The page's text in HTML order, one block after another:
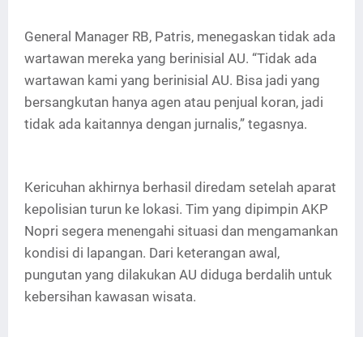
General Manager RB, Patris, menegaskan tidak ada
wartawan mereka yang berinisial AU. “Tidak ada
wartawan kami yang berinisial AU. Bisa jadi yang
bersangkutan hanya agen atau penjual koran, jadi
tidak ada kaitannya dengan jurnalis,” tegasnya.
Kericuhan akhirnya berhasil diredam setelah aparat
kepolisian turun ke lokasi. Tim yang dipimpin AKP
Nopri segera menengahi situasi dan mengamankan
kondisi di lapangan. Dari keterangan awal,
pungutan yang dilakukan AU diduga berdalih untuk
kebersihan kawasan wisata.